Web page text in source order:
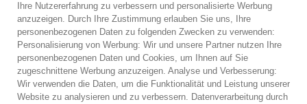
You are not sure?
If you are unsure, you can get free advice from one
© 2021 abo-hilfe.de
*Note: abo-hilfe.de serves as an informative website. The
consumer receives information and tips and tricks on the
Ihre Nutzererfahrung zu verbessern und personalisierte Werbung
anzuzeigen. Durch Ihre Zustimmung erlauben Sie uns, Ihre
personenbezogenen Daten zu folgenden Zwecken zu verwenden:
Personalisierung von Werbung: Wir und unsere Partner nutzen Ihre
personenbezogenen Daten und Cookies, um Ihnen auf Sie
zugeschnittene Werbung anzuzeigen. Analyse und Verbesserung:
Wir verwenden die Daten, um die Funktionalität und Leistung unserer
Website zu analysieren und zu verbessern. Datenverarbeitung durch